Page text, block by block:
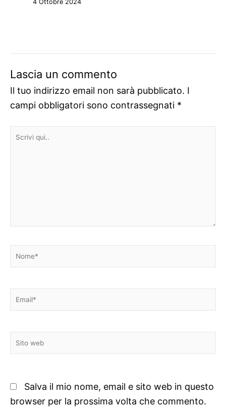
4 Ottobre 2024
Lascia un commento
Il tuo indirizzo email non sarà pubblicato. I
campi obbligatori sono contrassegnati *
Scrivi
Nome*
Email*
Sito
web
Salva il mio nome, email e sito web in questo
browser per la prossima volta che commento.